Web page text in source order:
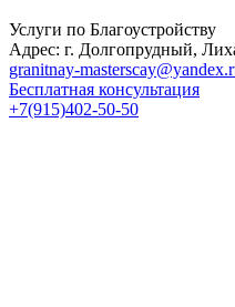
Услуги по Благоустройству
Адрес: г. Долгопрудный,
granitnay-
Бесплатная консультация
+7(915)402-50-50